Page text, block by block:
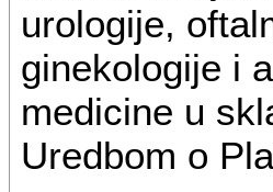
urologije,
ginekologije i
medicine u
Uredbom o